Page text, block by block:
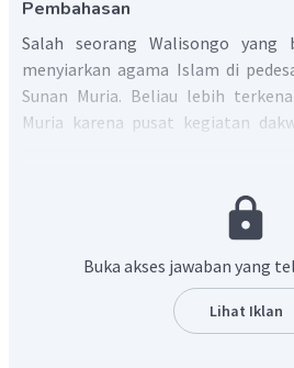
Pembahasan
Salah seorang Walisongo yang
menyiarkan agama Islam di
Sunan Muria. Beliau lebih
Muria karena pusat kegiatan
dengan Dewi Saroh. Nama aslinya
berdakwah ia seperti ayahnya
Sasaran dakwah beliau adalah
rakyat jelata. Beliau adalah
mempertahankan kesenian
Buka akses jawaban yang
Lihat Iklan